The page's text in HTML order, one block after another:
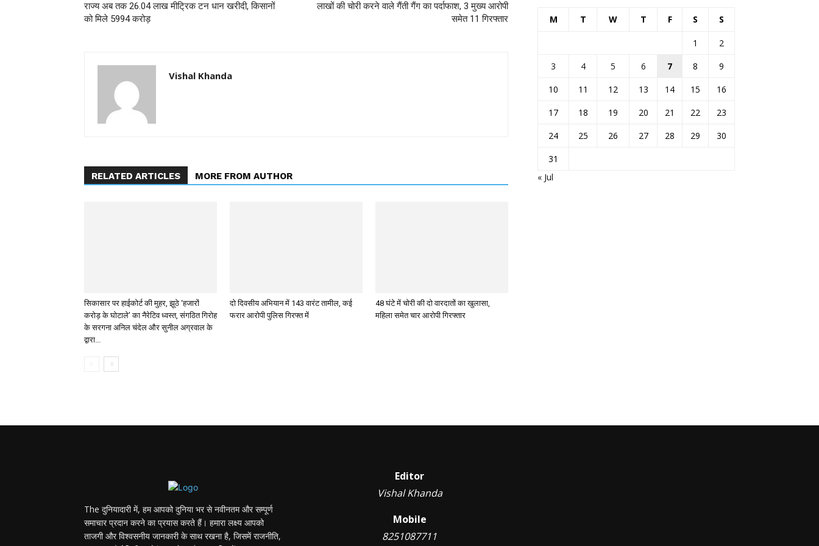
राज्य अब तक 26.04 लाख मीट्रिक टन धान खरीदी, किसानों
को मिले 5994 करोड़
लाखों की चोरी करने वाले गैंती गैंग का पर्दाफाश, 3 मुख्य आरोपी
समेत 11 गिरफ्तार
Vishal Khanda
RELATED ARTICLES MORE FROM AUTHOR
सिकासार पर हाईकोर्ट की मुहर, झूठे ‘हजारों
करोड़ के घोटाले’ का नैरेटिव ध्वस्त, संगठित गिरोह
के सरगना अनिल चंदेल और सुनील अग्रवाल के
द्वारा...
दो दिवसीय अभियान में 143 वारंट तामील, कई
फरार आरोपी पुलिस गिरफ्त में
48 घंटे में चोरी की दो वारदातों का खुलासा,
महिला समेत चार आरोपी गिरफ्तार
M T W T F S S
1
2
3
4 5 6 7 8
9
10
11 12 13 14 15
16
17
18 19 20 21 22
23
24
25 26 27 28 29
30
31
« Jul
The दुनियादारी में, हम आपको दुनिया भर से नवीनतम और सम्पूर्ण
समाचार प्रदान करने का प्रयास करते हैं। हमारा लक्ष्य आपको
ताजगी और विश्वसनीय जानकारी के साथ रखना है, जिसमें राजनीति,
Editor
Vishal Khanda
Mobile
8251087711